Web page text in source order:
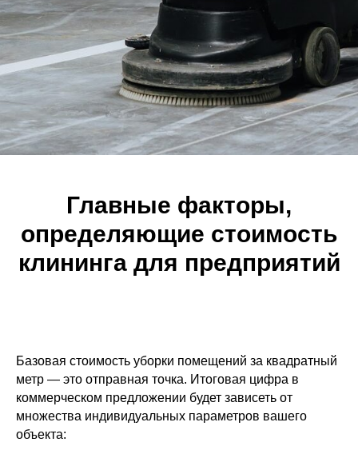
Главные факторы,
определяющие стоимость
клининга для предприятий
Базовая стоимость уборки помещений за квадратный
метр — это отправная точка. Итоговая цифра в
коммерческом предложении будет зависеть от
множества индивидуальных параметров вашего
объекта: